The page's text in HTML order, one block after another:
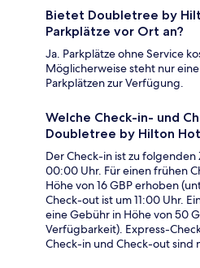
Bietet Doubletree by
Parkplätze vor Ort an?
Ja. Parkplätze ohne Service
Möglicherweise steht nur
Parkplätzen zur Verfügung.
Welche Check-in- und
Doubletree by Hilton
Der Check-in ist zu
00:00 Uhr. Für einen frühen
Höhe von 16 GBP erhoben
Check-out ist um 11:00 Uhr.
eine Gebühr in Höhe von 50
Verfügbarkeit). Express-
Check-in und Check-out sind